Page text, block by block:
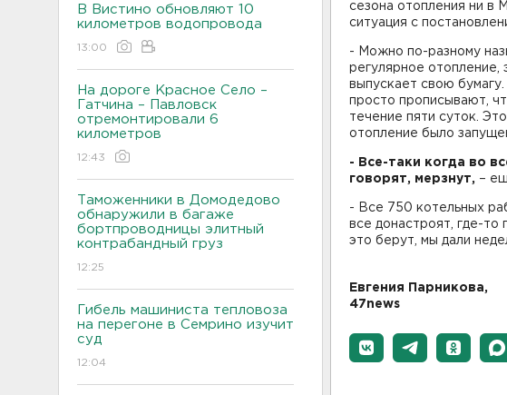
В Вистино обновляют 10
километров водопровода
13:00
На дороге Красное Село –
Гатчина – Павловск
отремонтировали 6
километров
12:43
Таможенники в Домодедово
обнаружили в багаже
бортпроводницы элитный
контрабандный груз
12:25
Гибель машиниста тепловоза
на перегоне в Семрино изучит
суд
12:04
сезона отопления ни в
ситуация с
- Можно по-разному
регулярное отопление,
выпускает свою
просто прописывают,
течение пяти суток.
отопление было
- Все-таки когда во
говорят, мерзнут, –
- Все 750 котельных
все донастроят, где-то
это берут, мы дали
Евгения Парникова,
47news